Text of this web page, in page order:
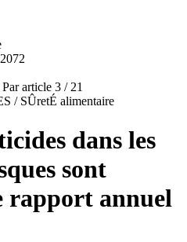
Par article 3 / 21
/ SÛretÉ alimentaire
dans les
sont
rapport annuel